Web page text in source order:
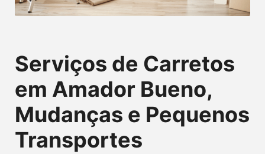
Serviços de Carretos
em Amador Bueno,
Mudanças e Pequenos
Transportes